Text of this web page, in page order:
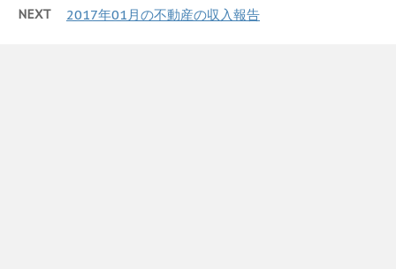
NEXT 2017年01月の不動産の収入報告